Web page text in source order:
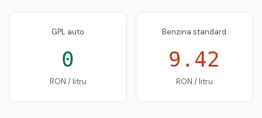
GPL auto
0
RON / litru
Benzina standard
9.42
RON / litru